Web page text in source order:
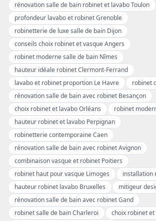
rénovation salle de bain robinet et lavabo Toulon
profondeur lavabo et robinet Grenoble
robinetterie de luxe salle de bain Dijon
conseils choix robinet et vasque Angers
robinet moderne salle de bain Nîmes
hauteur idéale robinet Clermont-Ferrand
lavabo et robinet proportion Le Havre
robinet
rénovation salle de bain avec robinet Besançon
choix robinet et lavabo Orléans
robinet
hauteur robinet et lavabo Perpignan
robinetterie contemporaine Caen
rénovation salle de bain avec robinet Avignon
combinaison vasque et robinet Poitiers
robinet haut pour vasque Limoges
installation
hauteur robinet lavabo Bruxelles
mitigeur
rénovation salle de bain avec robinet Gand
robinet salle de bain Charleroi
choix robinet et